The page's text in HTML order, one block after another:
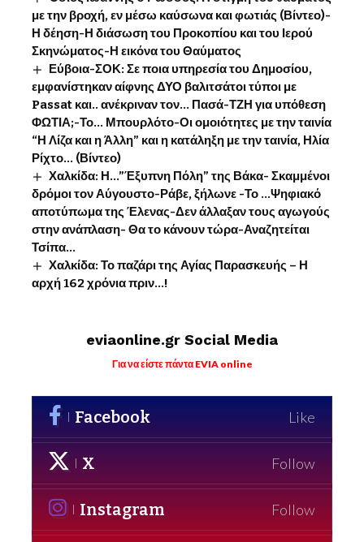
με την βροχή, εν μέσω καύσωνα και φωτιάς (Βίντεο)-
Η δέηση-Η διάσωση του Προκοπίου και του Ιερού
Σκηνώματος-Η εικόνα του Θαύματος
Εύβοια-ΣΟΚ: Σε ποια υπηρεσία του Δημοσίου,
εμφανίστηκαν αίφνης ΔΥΟ βαλιτσάτοι τύποι με
Passat και.. ανέκριναν τον… Πασά-ΤΖΗ για υπόθεση
ΦΩΤΙΑ;-Το… Μπουρλότο-Οι ομοιότητες με την ταινία
“Η Λίζα και η Άλλη” και η κατάληξη με την ταινία, Ηλία
Ρίχτο… (Βίντεο)
Χαλκίδα: Η…”Έξυπνη Πόλη” της Βάκα- Σκαμμένοι
δρόμοι τον Αύγουστο-Ράβε, ξήλωνε -Το …Ψηφιακό
αποτύπωμα της Έλενας-Δεν άλλαξαν τους αγωγούς
στην ανάπλαση- Θα το κάνουν τώρα-Αναζητείται
Τσίπα…
Χαλκίδα: Το παζάρι της Αγίας Παρασκευής – Η
αρχή 162 χρόνια πριν…!
eviaonline.gr Social Media
Για να είστε πάντα EVIA online
Facebook Like
X Follow
Instagram Follow